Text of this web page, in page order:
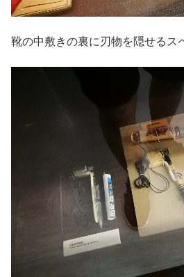
靴の中敷きの裏に刃物を隠せるス